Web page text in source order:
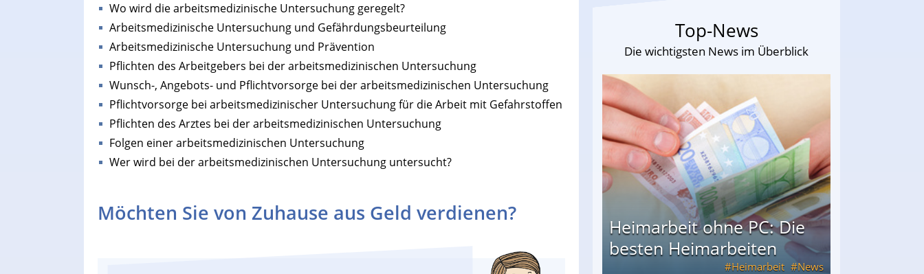
Wo wird die arbeitsmedizinische Untersuchung geregelt?
Arbeitsmedizinische Untersuchung und Gefährdungsbeurteilung
Arbeitsmedizinische Untersuchung und Prävention
Pflichten des Arbeitgebers bei der arbeitsmedizinischen Untersuchung
Wunsch-, Angebots- und Pflichtvorsorge bei der arbeitsmedizinischen Untersuchung
Pflichtvorsorge bei arbeitsmedizinischer Untersuchung für die Arbeit mit Gefahrstoffen
Pflichten des Arztes bei der arbeitsmedizinischen Untersuchung
Folgen einer arbeitsmedizinischen Untersuchung
Wer wird bei der arbeitsmedizinischen Untersuchung untersucht?
Möchten Sie von Zuhause aus Geld verdienen?
Top-News
Die wichtigsten News im Überblick
Heimarbeit ohne PC: Die
besten Heimarbeiten
Heimarbeit News